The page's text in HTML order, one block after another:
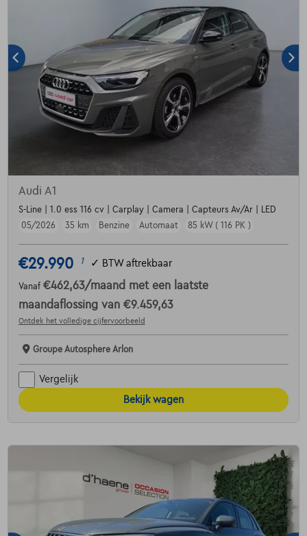
Audi A1
S-Line | 1.0 ess 116 cv | Carplay | Camera | Capteurs Av/Ar | LED
05/2026
35 km Benzine Automaat 85 kW ( 116 PK )
€29.990 1 ✓ BTW aftrekbaar
Vanaf €462,63/maand met een laatste
maandaflossing van €9.459,63
Ontdek het volledige cijfervoorbeeld
Groupe Autosphere Arlon
Vergelijk
Bekijk wagen